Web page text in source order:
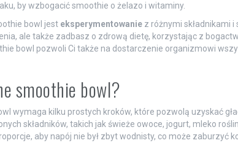
by wzbogacić smoothie o żelazo i witaminy.
bowl jest eksperymentowaniez różnymi składnikami i
ale także zadbasz o zdrową dietę, korzystając z
bowl pozwoli Ci także na dostarczenie organizmowi
smoothie bowl?
wymaga kilku prostych kroków, które pozwolą uzyskać
składników, takich jak świeże owoce, jogurt, mleko
aby napój nie był zbyt wodnisty, co może zaburzyć